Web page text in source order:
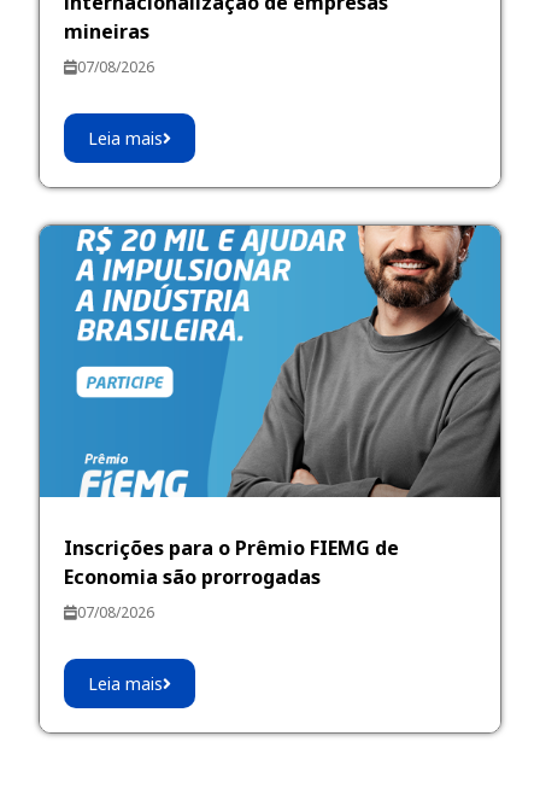
mineiras
07/08/2026
Leia mais
Inscrições para o Prêmio FIEMG de
Economia são prorrogadas
07/08/2026
Leia mais